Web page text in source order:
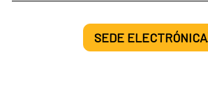
SEDE ELECTRÓNICA